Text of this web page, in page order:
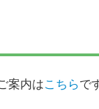
案内はこちらで